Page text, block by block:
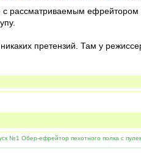
рассматриваемым ефрейтором
претензий. Там у
№1 Обер-ефрейтор пехотного полка с